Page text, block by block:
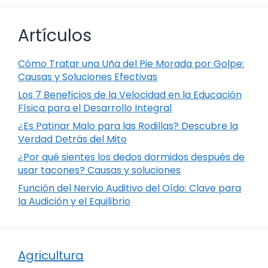
Artículos
Cómo Tratar una Uña del Pie Morada por Golpe:
Causas y Soluciones Efectivas
Los 7 Beneficios de la Velocidad en la Educación
Física para el Desarrollo Integral
¿Es Patinar Malo para las Rodillas? Descubre la
Verdad Detrás del Mito
¿Por qué sientes los dedos dormidos después de
usar tacones? Causas y soluciones
Función del Nervio Auditivo del Oído: Clave para
la Audición y el Equilibrio
Agricultura